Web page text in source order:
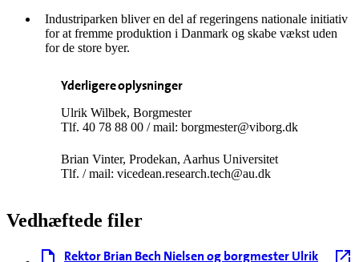
Industriparken bliver en del af regeringens nationale initiativ
for at fremme produktion i Danmark og skabe vækst uden
for de store byer.
Yderligere oplysninger
Ulrik Wilbek, Borgmester
Tlf. 40 78 88 00 / mail: borgmester@viborg.dk
Brian Vinter, Prodekan, Aarhus Universitet
Tlf. / mail: vicedean.research.tech@au.dk
Vedhæftede filer
Rektor Brian Bech Nielsen og borgmester Ulrik